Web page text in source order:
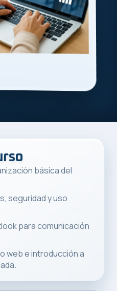
básica del
seguridad y uso
para comunicación
web e introducción a